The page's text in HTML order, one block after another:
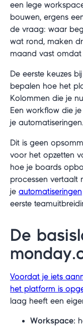
een lege
bouwen, ergens
de vraag: waar
wat rond, maken
maand vast omdat
De eerste keuzes
bepalen hoe het
Kolommen die je
Een workflow die
je automatiseringen.
Dit is geen
voor het opzetten
hoe je boards
processen vertaalt
je automatiseringen
eerste
De
Voordat je iets
het platform is
laag heeft een
Workspace: